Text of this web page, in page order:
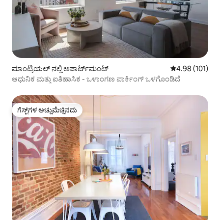
ಮಾಂಟ್ರಿಯಲ್ ನಲ್ಲಿ ಅಪಾರ್ಟ್‌ಮಂಟ್ 5 ರಲ್ಲಿ 4.98
4.98 (101)
ಆಧುನಿಕ ಮತ್ತು ಐತಿಹಾಸಿಕ - ಒಳಾಂಗಣ ಪಾರ್ಕಿಂಗ್ ಒಳಗೊಂಡಿದೆ
ಗೆಸ್ಟ್‌ಗಳ ಅಚ್ಚುಮೆಚ್ಚಿನದು
ಗೆಸ್ಟ್‌ಗಳ ಅಚ್ಚುಮೆಚ್ಚಿನದು